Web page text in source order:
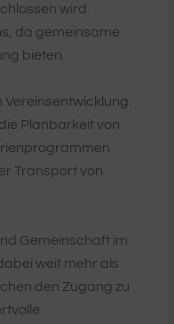
wird.
da gemeinsame
bieten.
Planbarkeit von
Transport von
Gemeinschaft im
weit mehr als
den Zugang zu